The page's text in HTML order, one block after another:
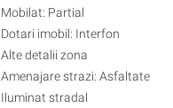
Mobilat: Partial
Dotari imobil: Interfon
Alte detalii zona
Amenajare strazi: Asfaltate
Iluminat stradal